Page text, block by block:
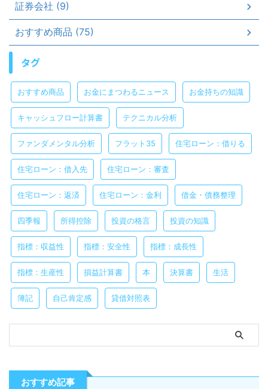
証券会社 (9)
おすすめ商品 (75)
タグ
おすすめ商品 お金にまつわるニュース お金持ちの知識
キャッシュフロー計算書 テクニカル分析
ファンダメンタル分析 フラット35 住宅ローン：借りる
住宅ローン：借入先 住宅ローン：審査
住宅ローン：返済 住宅ローン：金利 借金・債務整理
四季報 所得控除 投資の格言 投資の知識
指標：収益性 指標：安全性 指標：成長性
指標：生産性 損益計算書 本 決算書 生活
簿記 自己肯定感 貸借対照表
おすすめ記事